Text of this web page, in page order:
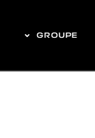
GROUPE